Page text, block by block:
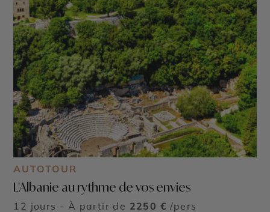
AUTOTOUR
L'Albanie au rythme de vos envies
12 jours - À partir de 2250 € /pers